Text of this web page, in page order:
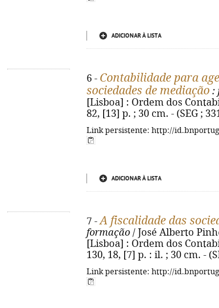
ADICIONAR À LISTA
6 - Contabilidade para
sociedades de mediação :
[Lisboa] : Ordem dos
82, [13] p. ; 30 cm. - (SEG ;
Link persistente: http://
ADICIONAR À LISTA
7 -A fiscalidade das
formação / José Alberto
[Lisboa] : Ordem dos
130, 18, [7] p. : il. ; 30 cm. -
Link persistente: http://